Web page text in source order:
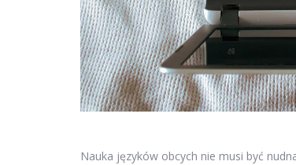
Nauka języków obcych nie musi być